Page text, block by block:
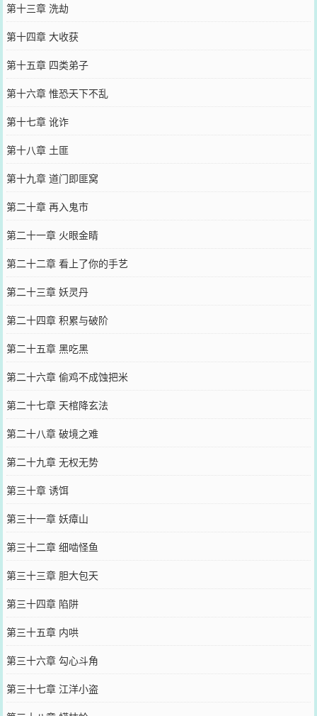
第十三章 洗劫
第十四章 大收获
第十五章 四类弟子
第十六章 惟恐天下不乱
第十七章 讹诈
第十八章 土匪
第十九章 道门即匪窝
第二十章 再入鬼市
第二十一章 火眼金睛
第二十二章 看上了你的手艺
第二十三章 妖灵丹
第二十四章 积累与破阶
第二十五章 黑吃黑
第二十六章 偷鸡不成蚀把米
第二十七章 天棺降玄法
第二十八章 破境之难
第二十九章 无权无势
第三十章 诱饵
第三十一章 妖瘴山
第三十二章 细啮怪鱼
第三十三章 胆大包天
第三十四章 陷阱
第三十五章 内哄
第三十六章 勾心斗角
第三十七章 江洋小盗